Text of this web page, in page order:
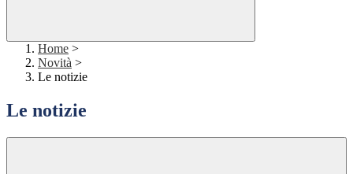
Home >
Novità >
Le notizie
Le notizie